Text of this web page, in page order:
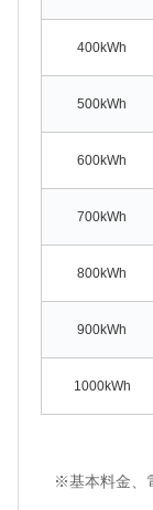
400kWh
500kWh
600kWh
700kWh
800kWh
900kWh
1000kWh
※基本料金、